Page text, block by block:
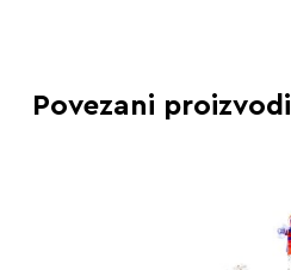
Povezani proizvodi